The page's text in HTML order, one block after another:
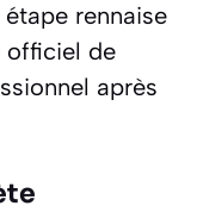
rennaise
officiel de
après